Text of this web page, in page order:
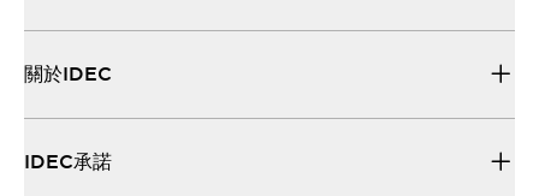
關於IDEC
IDEC承諾